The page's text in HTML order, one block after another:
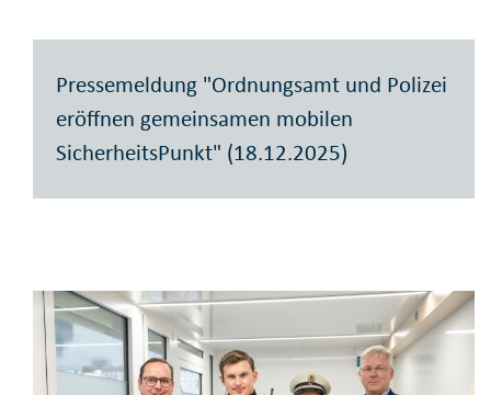
Pressemeldung "Ordnungsamt und Polizei
eröffnen gemeinsamen mobilen
SicherheitsPunkt" (18.12.2025)